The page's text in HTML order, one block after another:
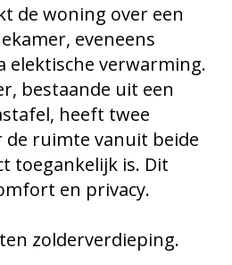
de woning over een
eveneens
elektische verwarming.
bestaande uit een
heeft twee
de ruimte vanuit beide
toegankelijk is. Dit
en privacy.
zolderverdieping.